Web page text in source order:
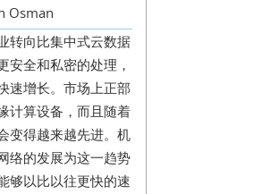
Osman
转向比集中式云数据
安全和私密的处理，
速增长。市场上正部
计算设备，而且随着
变得越来越先进。机
络的发展为这一趋势
够以比以往更快的速